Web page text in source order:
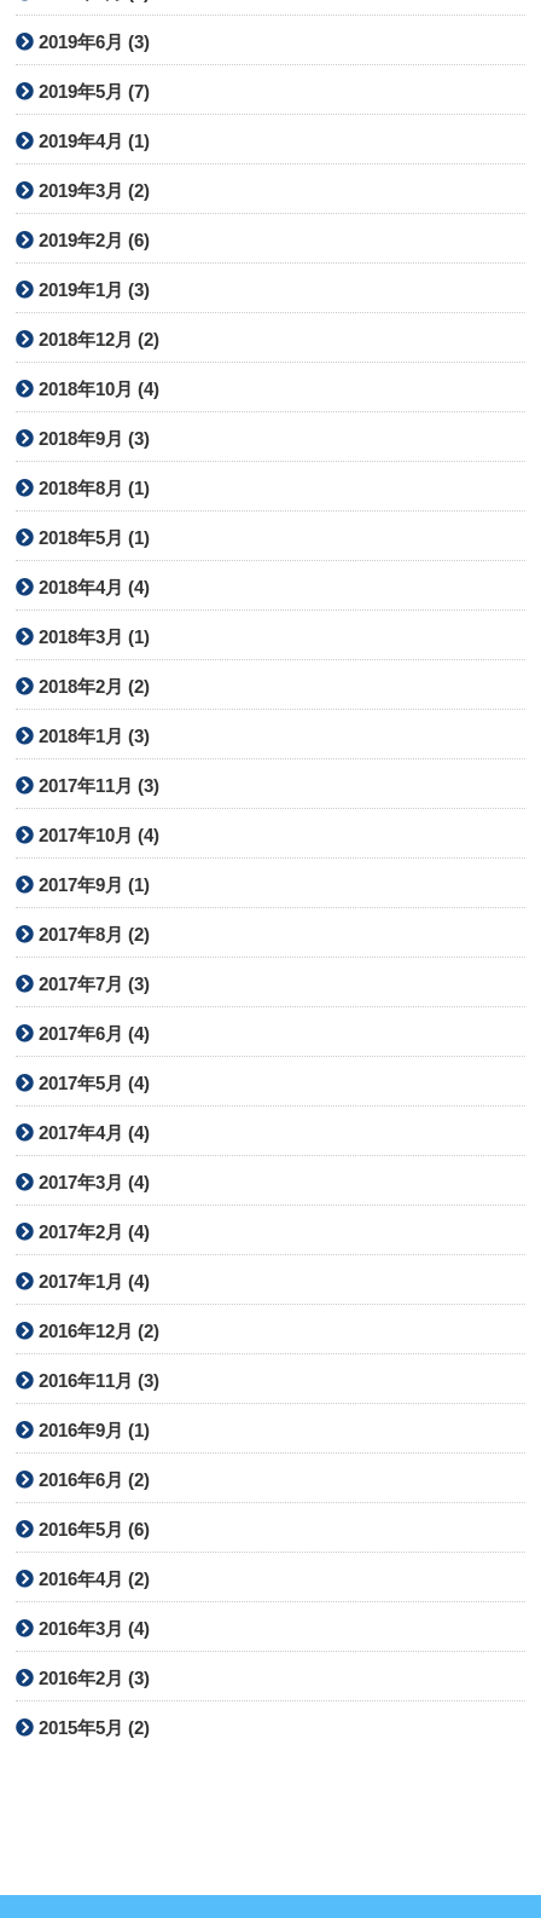
2019年6月 (3)
2019年5月 (7)
2019年4月 (1)
2019年3月 (2)
2019年2月 (6)
2019年1月 (3)
2018年12月 (2)
2018年10月 (4)
2018年9月 (3)
2018年8月 (1)
2018年5月 (1)
2018年4月 (4)
2018年3月 (1)
2018年2月 (2)
2018年1月 (3)
2017年11月 (3)
2017年10月 (4)
2017年9月 (1)
2017年8月 (2)
2017年7月 (3)
2017年6月 (4)
2017年5月 (4)
2017年4月 (4)
2017年3月 (4)
2017年2月 (4)
2017年1月 (4)
2016年12月 (2)
2016年11月 (3)
2016年9月 (1)
2016年6月 (2)
2016年5月 (6)
2016年4月 (2)
2016年3月 (4)
2016年2月 (3)
2015年5月 (2)